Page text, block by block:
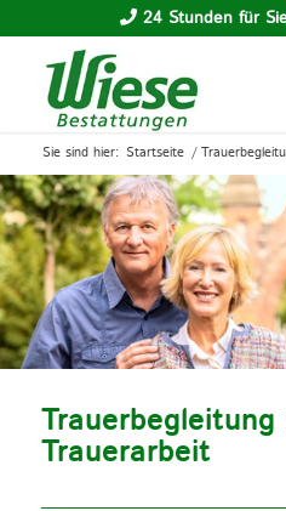
24 Stunden für
Sie sind hier: Startseite /
Trauerbegleitung
Trauerarbeit